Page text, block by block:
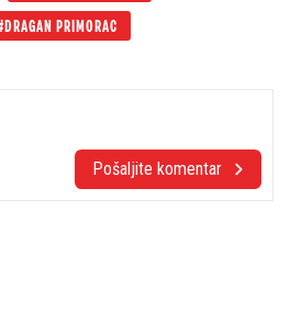
DRAGAN PRIMORAC
Pošaljite komentar